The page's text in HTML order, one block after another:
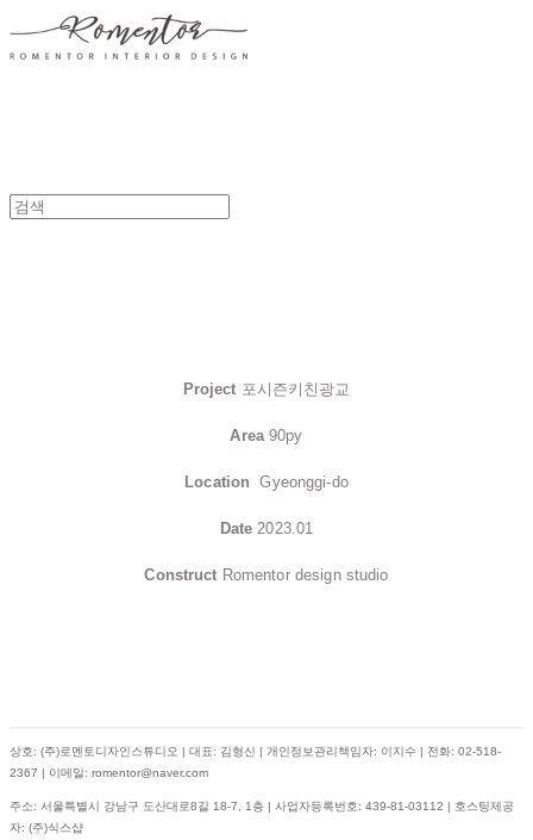
Project 포시즌키친광교
Area90py
Location Gyeonggi-do
Date 2023.01
Construct Romentor design studio
상호: (주)로멘토디자인스튜디오 | 대표: 김형신 | 개인정보관리책임자: 이지수 | 전화: 02-518-
2367 | 이메일: romentor@naver.com
주소: 서울특별시 강남구 도산대로8길 18-7, 1층 | 사업자등록번호: 439-81-03112 | 호스팅제공
자: (주)식스샵